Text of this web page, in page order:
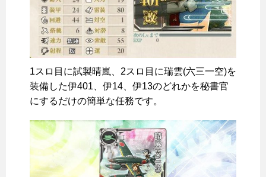
1スロ目に試製晴嵐、2スロ目に瑞雲(六三一空)を
装備した伊401、伊14、伊13のどれかを秘書官
にするだけの簡単な任務です。